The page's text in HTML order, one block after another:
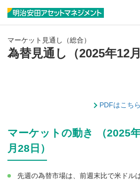
マーケット見通し（総合）
為替見通し（2025年12月
PDFはこち
マーケットの動き （2025
月28日）
先週の為替市場は、前週末比で米ドル